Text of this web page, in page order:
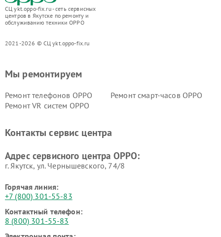
СЦ ykt.oppo-fix.ru - сеть сервисных
центров в Якутске по ремонту и
обслуживанию техники OPPO
2021-2026 © СЦ ykt.oppo-fix.ru
Мы ремонтируем
Ремонт телефонов OPPO
Ремонт смарт-часов OPPO
Ремонт VR систем OPPO
Контакты сервис центра
Адрес сервисного центра OPPO:
г. Якутск, ул. Чернышевского, 74/8
Горячая линия:
+7 (800) 301-55-83
Контактный телефон:
8 (800) 301-55-83